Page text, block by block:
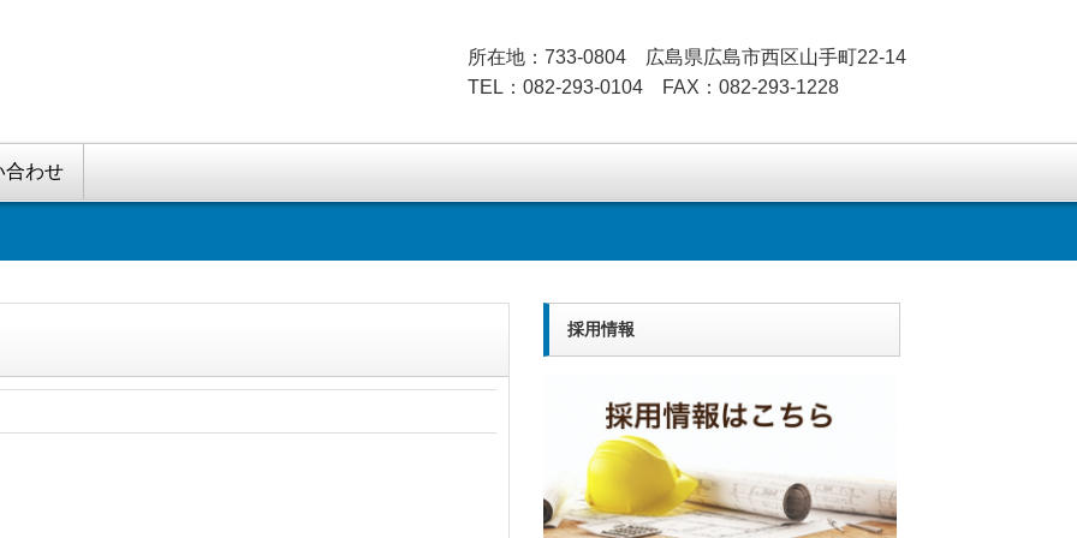
所在地：733-0804 広島県広島市西区山手町22-14
TEL：082-293-0104 FAX：082-293-1228
合わせ
採用情報